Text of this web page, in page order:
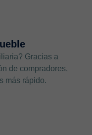
Gracias a
de compradores,
más rápido.